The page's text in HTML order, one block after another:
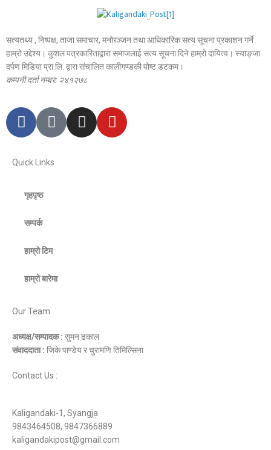
सत्यतथ्य , निष्पक्ष, ताजा समाचार, मनोरञ्जन तथा आधिकारिक सत्य सूचना प्रकाशन गर्ने
हाम्रो उद्देश्य। कुशल पत्रकारिताद्वारा समाजलाई सत्य सूचना दिने हाम्रो दायित्व। स्याङ्जा
दर्पण मिडिया प्रा.लि. द्वारा संचालित कालीगण्डकी पोष्ट डटकम।
कम्पनी दर्ता नम्बर: २४१२७८
Quick Links
गृहपृष्ठ
सम्पर्क
हाम्रो टिम
हाम्रो बारेमा
Our Team
अध्यक्ष/सम्पादक : सुमन ढकाल
संवाददाता : जिके पाण्डेय र चुरामणि तिमिल्सिना
Contact Us :
Kaligandaki-1, Syangja
9843464508, 9847366889
kaligandakipost@gmail.com